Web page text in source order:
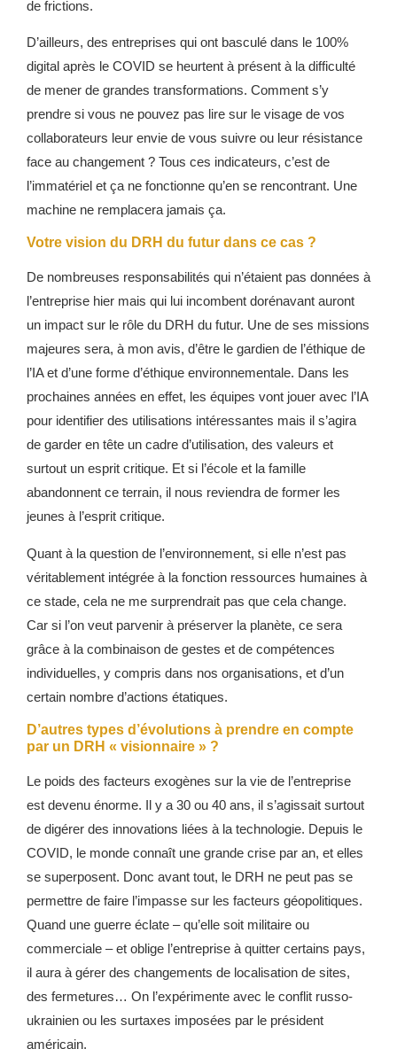
de frictions.
D’ailleurs, des entreprises qui ont basculé dans le 100%
digital après le COVID se heurtent à présent à la difficulté
de mener de grandes transformations. Comment s’y
prendre si vous ne pouvez pas lire sur le visage de vos
collaborateurs leur envie de vous suivre ou leur résistance
face au changement ? Tous ces indicateurs, c’est de
l’immatériel et ça ne fonctionne qu’en se rencontrant. Une
machine ne remplacera jamais ça.
Votre vision du DRH du futur dans ce cas ?
De nombreuses responsabilités qui n’étaient pas données à
l’entreprise hier mais qui lui incombent dorénavant auront
un impact sur le rôle du DRH du futur. Une de ses missions
majeures sera, à mon avis, d’être le gardien de l’éthique de
l’IA et d’une forme d’éthique environnementale. Dans les
prochaines années en effet, les équipes vont jouer avec l’IA
pour identifier des utilisations intéressantes mais il s’agira
de garder en tête un cadre d’utilisation, des valeurs et
surtout un esprit critique. Et si l’école et la famille
abandonnent ce terrain, il nous reviendra de former les
jeunes à l’esprit critique.
Quant à la question de l’environnement, si elle n’est pas
véritablement intégrée à la fonction ressources humaines à
ce stade, cela ne me surprendrait pas que cela change.
Car si l’on veut parvenir à préserver la planète, ce sera
grâce à la combinaison de gestes et de compétences
individuelles, y compris dans nos organisations, et d’un
certain nombre d’actions étatiques.
D’autres types d’évolutions à prendre en compte
par un DRH « visionnaire » ?
Le poids des facteurs exogènes sur la vie de l’entreprise
est devenu énorme. Il y a 30 ou 40 ans, il s’agissait surtout
de digérer des innovations liées à la technologie. Depuis le
COVID, le monde connaît une grande crise par an, et elles
se superposent. Donc avant tout, le DRH ne peut pas se
permettre de faire l’impasse sur les facteurs géopolitiques.
Quand une guerre éclate – qu’elle soit militaire ou
commerciale – et oblige l’entreprise à quitter certains pays,
il aura à gérer des changements de localisation de sites,
des fermetures… On l’expérimente avec le conflit russo-
ukrainien ou les surtaxes imposées par le président
américain.